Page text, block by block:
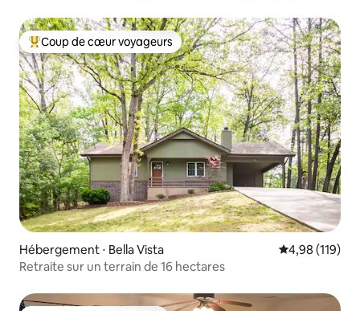
Coups de cœur voyageurs les plus appréciés
Coup de cœur voyageurs
Hébergement ⋅ Bella Vista Évaluation
4,98 (119)
Retraite sur un terrain de 16 hectares